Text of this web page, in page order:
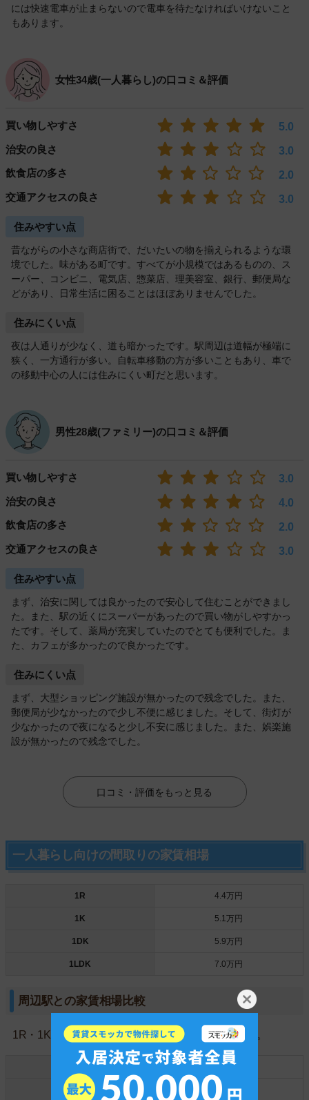
には快速電車が止まらないので電車を待たなければいけないこと
もあります。
女性34歳(一人暮らし)の口コミ＆評価
買い物しやすさ
5.0
治安の良さ
3.0
飲食店の多さ
2.0
交通アクセスの良さ
3.0
住みやすい点
昔ながらの小さな商店街で、だいたいの物を揃えられるような環
境でした。味がある町です。すべてが小規模ではあるものの、ス
ーパー、コンビニ、電気店、惣菜店、理美容室、銀行、郵便局な
どがあり、日常生活に困ることはほぼありませんでした。
住みにくい点
夜は人通りが少なく、道も暗かったです。駅周辺は道幅が極端に
狭く、一方通行が多い。自転車移動の方が多いこともあり、車で
の移動中心の人には住みにくい町だと思います。
男性28歳(ファミリー)の口コミ＆評価
買い物しやすさ
3.0
治安の良さ
4.0
飲食店の多さ
2.0
交通アクセスの良さ
3.0
住みやすい点
まず、治安に関しては良かったので安心して住むことができまし
た。また、駅の近くにスーパーがあったので買い物がしやすかっ
たです。そして、薬局が充実していたのでとても便利でした。ま
た、カフェが多かったので良かったです。
住みにくい点
まず、大型ショッピング施設が無かったので残念でした。また、
郵便局が少なかったので少し不便に感じました。そして、街灯が
少なかったので夜になると少し不安に感じました。また、娯楽施
設が無かったので残念でした。
口コミ・評価をもっと見る
一人暮らし向けの間取りの家賃相場
1R 4.4万円
1K 5.1万円
1DK 5.9万円
1LDK 7.0万円
周辺駅との家賃相場比較
1R・1K・1DKの間取りの平均家賃相場の比較です。
鴫野 5.3万円
放出 5.2万円